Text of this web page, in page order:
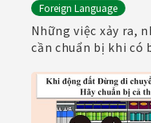
Foreign Language
Những việc xảy ra,
cần chuẩn bị khi có